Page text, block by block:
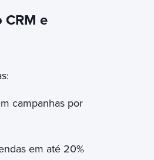
e
:
campanhas por
em até 20%